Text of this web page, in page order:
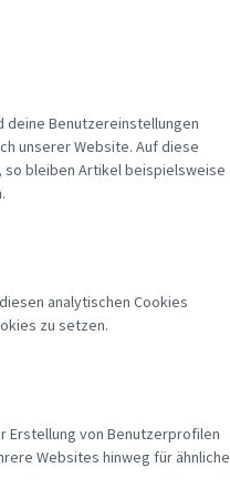
deine Benutzereinstellungen
unserer Website. Auf diese
so bleiben Artikel beispielsweise
analytischen Cookies
zu setzen.
Erstellung von Benutzerprofilen
Websites hinweg für ähnliche